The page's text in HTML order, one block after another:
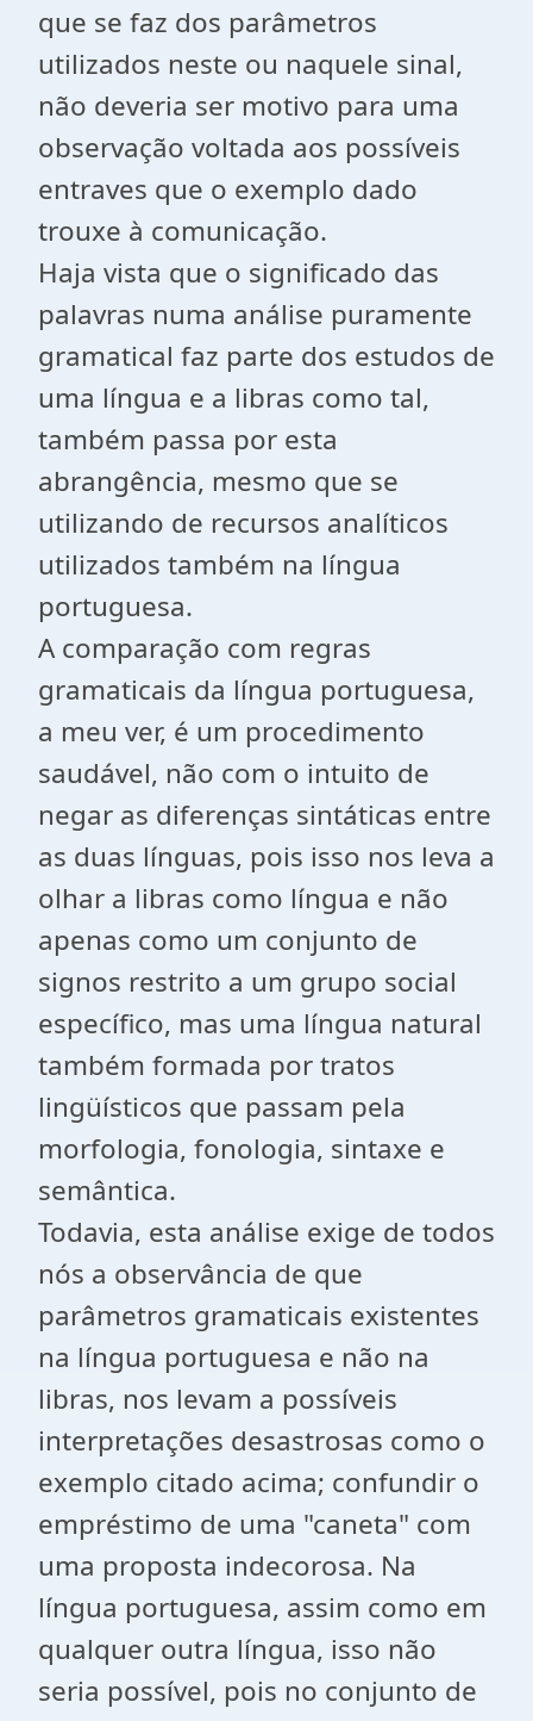
que se faz dos parâmetros
utilizados neste ou naquele sinal,
não deveria ser motivo para uma
observação voltada aos possíveis
entraves que o exemplo dado
trouxe à comunicação.
Haja vista que o significado das
palavras numa análise puramente
gramatical faz parte dos estudos de
uma língua e a libras como tal,
também passa por esta
abrangência, mesmo que se
utilizando de recursos analíticos
utilizados também na língua
portuguesa.
A comparação com regras
gramaticais da língua portuguesa,
a meu ver, é um procedimento
saudável, não com o intuito de
negar as diferenças sintáticas entre
as duas línguas, pois isso nos leva a
olhar a libras como língua e não
apenas como um conjunto de
signos restrito a um grupo social
específico, mas uma língua natural
também formada por tratos
lingüísticos que passam pela
morfologia, fonologia, sintaxe e
semântica.
Todavia, esta análise exige de todos
nós a observância de que
parâmetros gramaticais existentes
na língua portuguesa e não na
libras, nos levam a possíveis
interpretações desastrosas como o
exemplo citado acima; confundir o
empréstimo de uma "caneta" com
uma proposta indecorosa. Na
língua portuguesa, assim como em
qualquer outra língua, isso não
seria possível, pois no conjunto de